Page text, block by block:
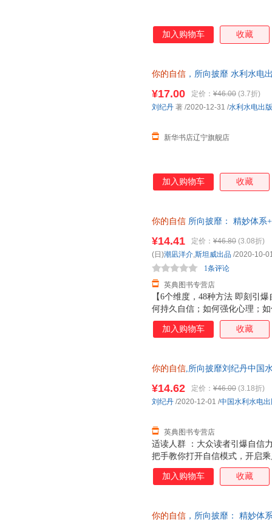
加入购物车 收藏
你的自信 ，所向披靡 水利水电
¥17.00 定价： ¥46.00 (3.7折)
新华书店辽宁旗舰店
刘纪丹 著 /2020-12-31 /水利水电出
加入购物车 收藏
你的自信 所向披靡： 精妙体系
【6个维度，48种方法 即刻引
何持久自信；如何强化心理；
意成长；如何即刻行动。48种
的不安定期”获取*自信；这样
实践】本书举出生活中的常见
获。励志的“燃”向语句和简明
践”【令日本300000读者倾心
¥14.41 定价： ¥46.80 (3.08折)
英典图书专营店
1条评论
(日)潮凪洋介,斯坦威出品 /2020-10-
加入购物车 收藏
你的自信,所向披靡刘纪丹中国
适读人群 ：大众读者引爆自信
把手教你打开自信模式，开启
你焦虑吗？建立自信不是盲目
带你解开勇往直前的奥秘。 ◎
有人；不要放任自己沉沦于某
¥14.62 定价： ¥46.00 (3.18折)
英典图书专营店
刘纪丹 /2020-12-01 /中国水利水电
加入购物车 收藏
你的自信 ，所向披靡： 精妙体